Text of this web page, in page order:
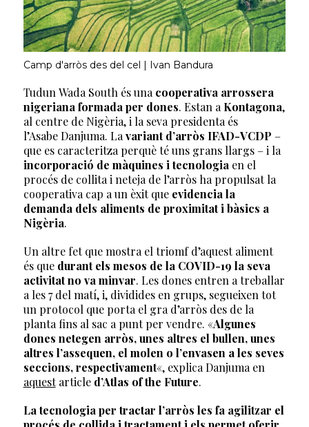
Camp d'arròs des del cel | Ivan Bandura
Tudun Wada South és una cooperativa arrossera
nigeriana formada per dones. Estan a Kontagona,
al centre de Nigèria, i la seva presidenta és
l’Asabe Danjuma. La variant d’arròs IFAD-VCDP –
que es caracteritza perquè té uns grans llargs – i la
incorporació de màquines i tecnologia en el
procés de collita i neteja de l’arròs ha propulsat la
cooperativa cap a un èxit que evidencia la
demanda dels aliments de proximitat i bàsics a
Nigèria.
Un altre fet que mostra el triomf d’aquest aliment
és que durant els mesos de la COVID-19 la seva
activitat no va minvar. Les dones entren a treballar
a les 7 del matí, i, dividides en grups, segueixen tot
un protocol que porta el gra d’arròs des de la
planta fins al sac a punt per vendre. «Algunes
dones netegen arròs, unes altres el bullen, unes
altres l’assequen, el molen o l’envasen a les seves
seccions, respectivament«, explica Danjuma en
aquestarticle d’Atlas of the Future.
La tecnologia per tractar l’arròs les fa agilitzar el